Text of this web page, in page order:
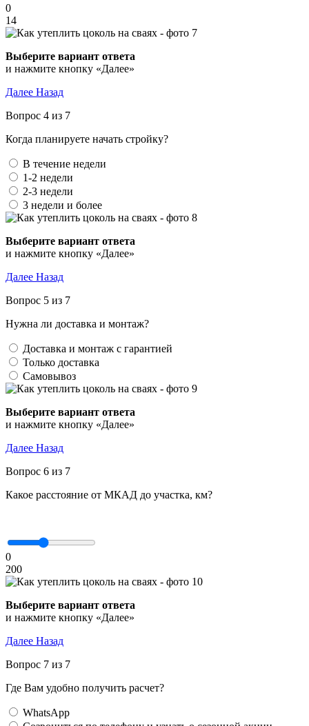
0
14
Выберите вариант ответа
и нажмите кнопку «Далее»
Далее Назад
Вопрос 4 из 7
Когда планируете начать стройку?
В течение недели
1-2 недели
2-3 недели
3 недели и более
Выберите вариант ответа
и нажмите кнопку «Далее»
Далее Назад
Вопрос 5 из 7
Нужна ли доставка и монтаж?
Доставка и монтаж с гарантией
Только доставка
Самовывоз
Выберите вариант ответа
и нажмите кнопку «Далее»
Далее Назад
Вопрос 6 из 7
Какое расстояние от МКАД до участка, км?
0
200
Выберите вариант ответа
и нажмите кнопку «Далее»
Далее Назад
Вопрос 7 из 7
Где Вам удобно получить расчет?
WhatsApp